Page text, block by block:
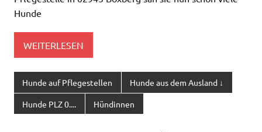
Hunde
WEITERLESEN
Hunde auf Pflegestellen Hunde aus dem Ausland ↓
Hunde PLZ 0.... Hündinnen